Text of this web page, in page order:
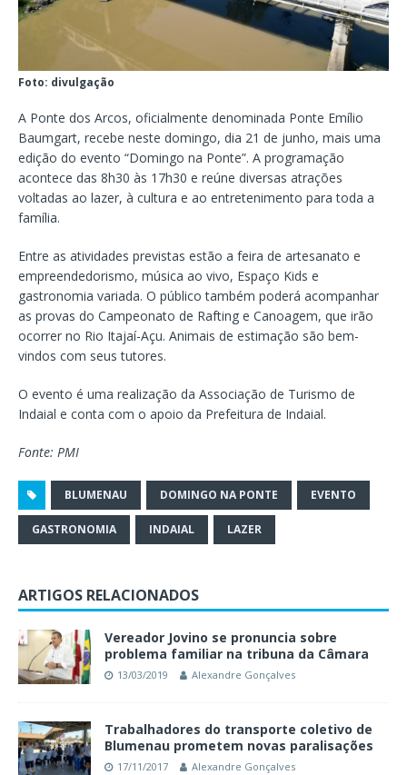
Foto: divulgação
A Ponte dos Arcos, oficialmente denominada Ponte Emílio
Baumgart, recebe neste domingo, dia 21 de junho, mais uma
edição do evento “Domingo na Ponte”. A programação
acontece das 8h30 às 17h30 e reúne diversas atrações
voltadas ao lazer, à cultura e ao entretenimento para toda a
família.
Entre as atividades previstas estão a feira de artesanato e
empreendedorismo, música ao vivo, Espaço Kids e
gastronomia variada. O público também poderá acompanhar
as provas do Campeonato de Rafting e Canoagem, que irão
ocorrer no Rio Itajaí-Açu. Animais de estimação são bem-
vindos com seus tutores.
O evento é uma realização da Associação de Turismo de
Indaial e conta com o apoio da Prefeitura de Indaial.
Fonte: PMI
BLUMENAU DOMINGO NA PONTE EVENTO
GASTRONOMIA INDAIAL LAZER
ARTIGOS RELACIONADOS
Vereador Jovino se pronuncia sobre
problema familiar na tribuna da Câmara
13/03/2019 Alexandre Gonçalves
Trabalhadores do transporte coletivo de
Blumenau prometem novas paralisações
17/11/2017 Alexandre Gonçalves